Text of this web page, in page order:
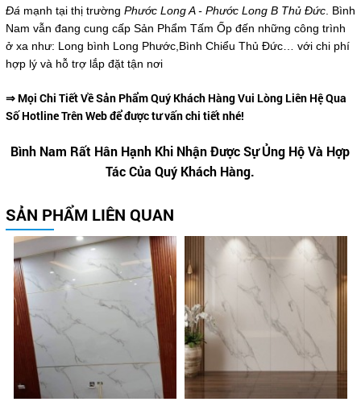
Đá mạnh tại thị trường Phước Long A - Phước Long B Thủ Đức. Bình
Nam vẫn đang cung cấp Sản Phẩm Tấm Ốp đến những công trình
ở xa như: Long bình Long Phước,Bình Chiểu Thủ Đức… với chi phí
hợp lý và hỗ trợ lắp đặt tận nơi
⇒ Mọi Chi Tiết Về Sản Phẩm Quý Khách Hàng Vui Lòng Liên Hệ Qua
Số Hotline Trên Web để được tư vấn chi tiết nhé!
Bình Nam Rất Hân Hạnh Khi Nhận Được Sự Ủng Hộ Và Hợp
Tác Của Quý Khách Hàng.
SẢN PHẨM LIÊN QUAN